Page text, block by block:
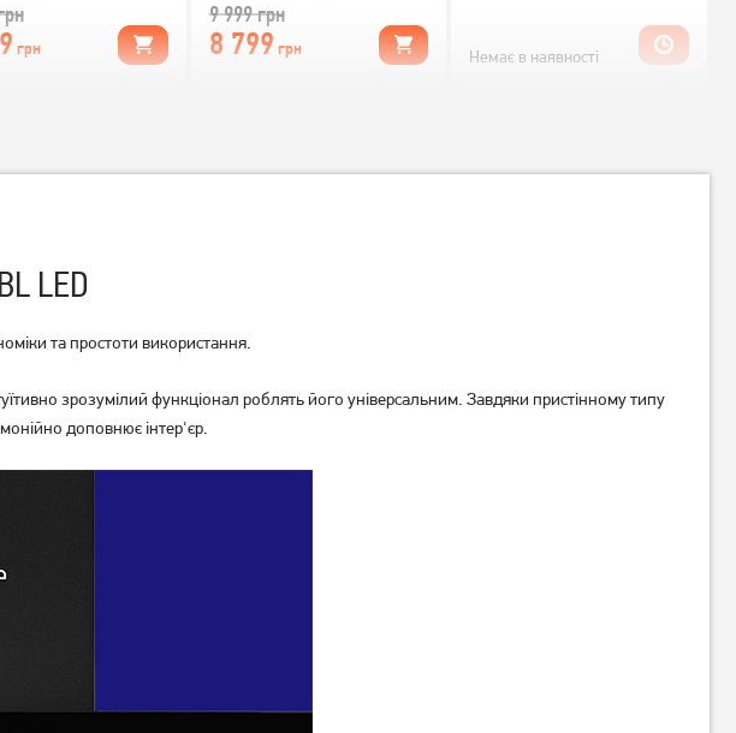
грн
9 999грн
8 799 грн Немає в наявності
box 1100 white
грн
600 white 50 (1F364A2A8D)
5 599грн
Chef Simple touch 750 inox
LED
та простоти використання.
зрозумілий функціонал роблять його універсальним. Завдяки пристінному типу
доповнює інтер'єр.